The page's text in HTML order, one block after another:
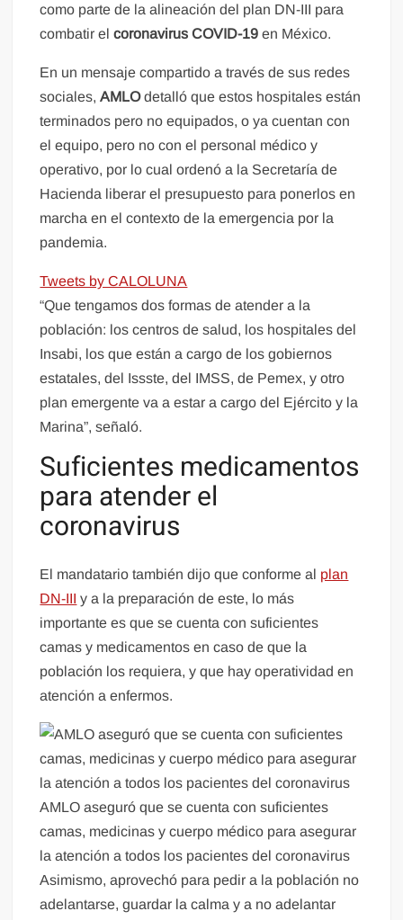
como parte de la alineación del plan DN-III para
combatir elcoronavirus COVID-19 en México.
En un mensaje compartido a través de sus redes
sociales, AMLOdetalló que estos hospitales están
terminados pero no equipados, o ya cuentan con
el equipo, pero no con el personal médico y
operativo, por lo cual ordenó a la Secretaría de
Hacienda liberar el presupuesto para ponerlos en
marcha en el contexto de la emergencia por la
pandemia.
Tweets by CALOLUNA
“Que tengamos dos formas de atender a la
población: los centros de salud, los hospitales del
Insabi, los que están a cargo de los gobiernos
estatales, del Issste, del IMSS, de Pemex, y otro
plan emergente va a estar a cargo del Ejército y la
Marina”, señaló.
Suficientes medicamentos
para atender el
coronavirus
El mandatario también dijo que conforme al plan
DN-III y a la preparación de este, lo más
importante es que se cuenta con suficientes
camas y medicamentos en caso de que la
población los requiera, y que hay operatividad en
atención a enfermos.
AMLO aseguró que se cuenta con suficientes
camas, medicinas y cuerpo médico para asegurar
la atención a todos los pacientes del coronavirus
Asimismo, aprovechó para pedir a la población no
adelantarse, guardar la calma y a no adelantar